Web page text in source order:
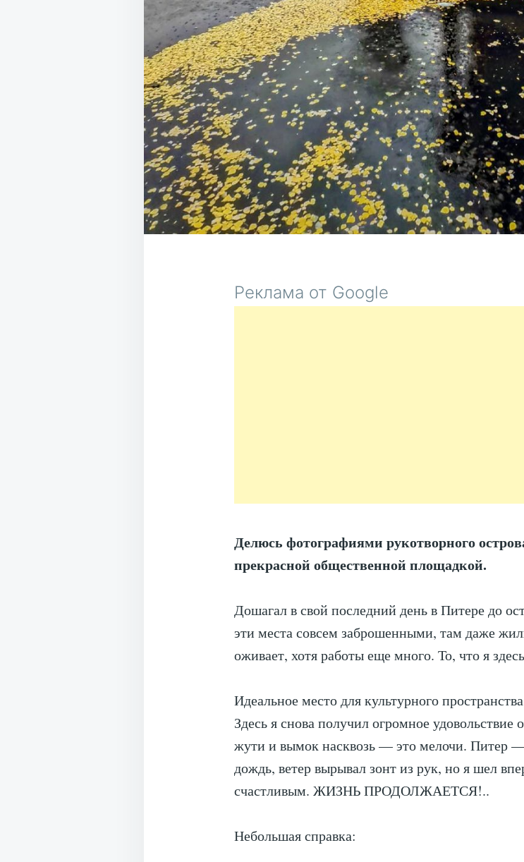
Реклама от Google
Делюсь фотографиями рукотворного
прекрасной общественной площадкой.
Дошагал в свой последний день в Питере до
эти места совсем заброшенными, там даже
оживает, хотя работы еще много. То, что я
Идеальное место для культурного
Здесь я снова получил огромное
жути и вымок насквозь — это мелочи. Питер —
дождь, ветер вырывал зонт из рук, но я шел
счастливым. ЖИЗНЬ ПРОДОЛЖАЕТСЯ!..
Небольшая справка: